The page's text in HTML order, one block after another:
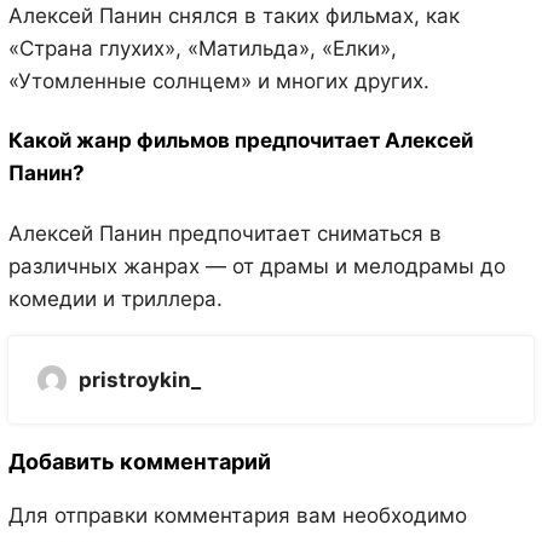
Алексей Панин снялся в таких фильмах, как
«Страна глухих», «Матильда», «Елки»,
«Утомленные солнцем» и многих других.
Какой жанр фильмов предпочитает Алексей
Панин?
Алексей Панин предпочитает сниматься в
различных жанрах — от драмы и мелодрамы до
комедии и триллера.
pristroykin_
Добавить комментарий
Для отправки комментария вам необходимо